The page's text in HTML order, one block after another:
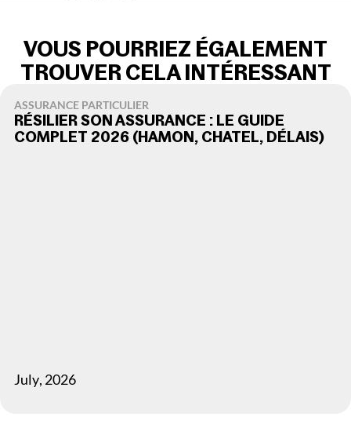
VOUS POURRIEZ ÉGALEMENT
TROUVER CELA INTÉRESSANT
ASSURANCE PARTICULIER
RÉSILIER SON ASSURANCE : LE GUIDE
COMPLET 2026 (HAMON, CHATEL, DÉLAIS)
July, 2026